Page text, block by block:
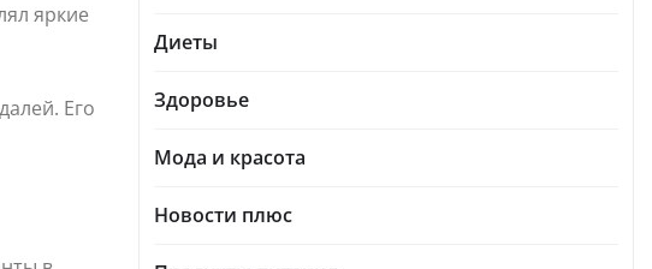
яркие
Его
Диеты
Здоровье
Мода и красота
Новости плюс